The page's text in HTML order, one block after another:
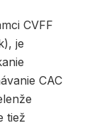
CVFF
je
CAC
tiež